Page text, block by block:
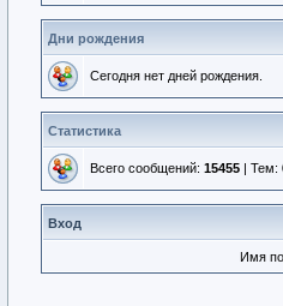
Дни рождения
Сегодня нет дней рождения.
Статистика
Всего сообщений: 15455 | Тем:
Вход
Имя